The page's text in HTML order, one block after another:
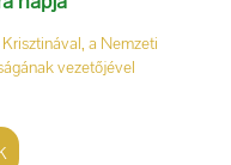
a Nemzeti
vezetőjével